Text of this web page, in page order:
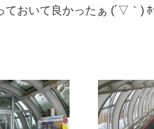
ておいて良かったぁ (´▽｀) ﾎ